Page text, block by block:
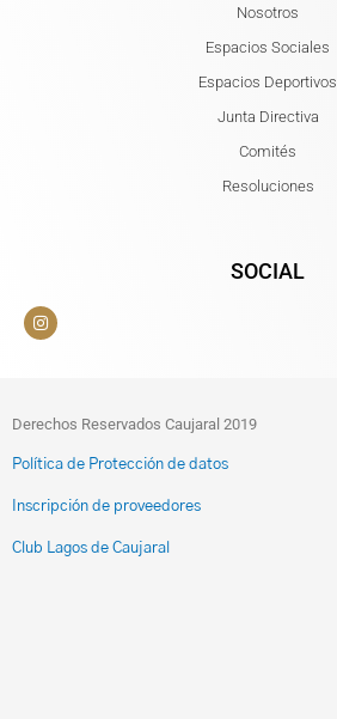
Nosotros
Espacios Sociales
Espacios Deportivos
Junta Directiva
Comités
Resoluciones
SOCIAL
Derechos Reservados Caujaral 2019
Política de Protección de datos
Inscripción de proveedores
Club Lagos de Caujaral